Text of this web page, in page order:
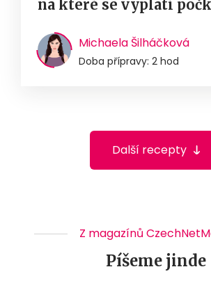
na které se vyplatí
Michaela Šilháčková
Doba přípravy: 2 hod
Další recepty
Z magazínů
Píšeme jinde